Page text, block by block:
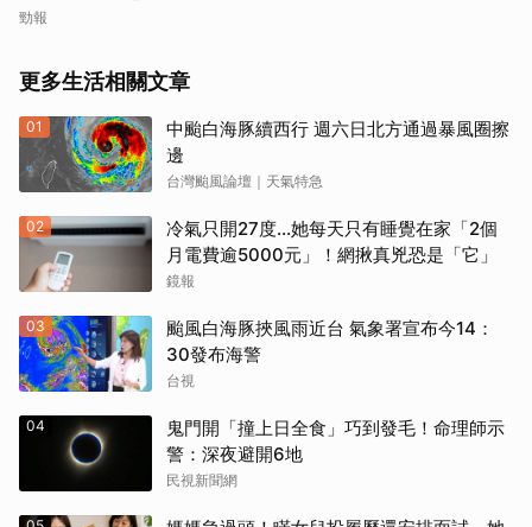
施
勁報
更多生活相關文章
01
中颱白海豚續西行 週六日北方通過暴風圈擦
邊
台灣颱風論壇｜天氣特急
02
冷氣只開27度…她每天只有睡覺在家「2個
月電費逾5000元」！網揪真兇恐是「它」
鏡報
03
颱風白海豚挾風雨近台 氣象署宣布今14：
30發布海警
台視
04
鬼門開「撞上日全食」巧到發毛！命理師示
警：深夜避開6地
民視新聞網